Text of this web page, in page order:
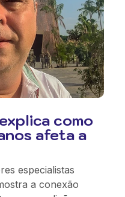
como
afeta a
especialistas
a conexão